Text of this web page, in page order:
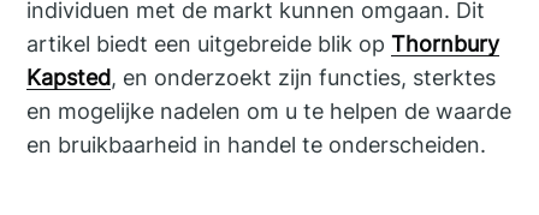
individuen met de markt kunnen omgaan. Dit
artikel biedt een uitgebreide blik opThornbury
Kapsted, en onderzoekt zijn functies, sterktes
en mogelijke nadelen om u te helpen de waarde
en bruikbaarheid in handel te onderscheiden.